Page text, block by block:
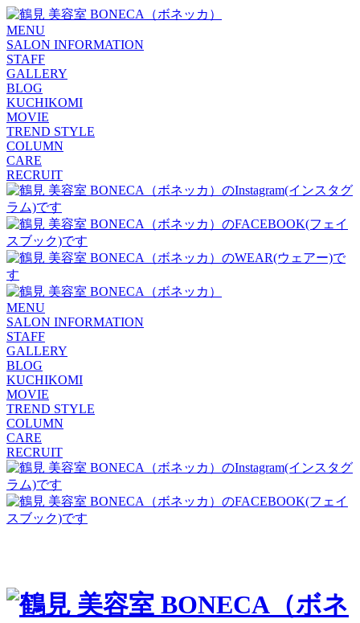
MENU
SALON INFORMATION
STAFF
GALLERY
BLOG
KUCHIKOMI
MOVIE
TREND STYLE
COLUMN
CARE
RECRUIT
MENU
SALON INFORMATION
STAFF
GALLERY
BLOG
KUCHIKOMI
MOVIE
TREND STYLE
COLUMN
CARE
RECRUIT